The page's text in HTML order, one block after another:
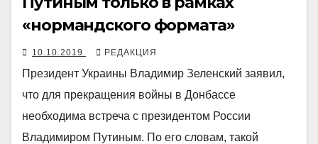
«нормандского формата»
10.10.2019 РЕДАКЦИЯ
Президент Украины Владимир Зеленский заявил,
что для прекращения войны в Донбассе
необходима встреча с президентом России
Владимиром Путиным. По его словам, такой